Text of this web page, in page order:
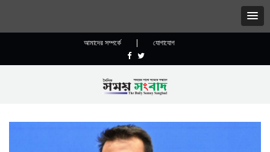
আমাদের সম্পর্কে | যোগাযোগ